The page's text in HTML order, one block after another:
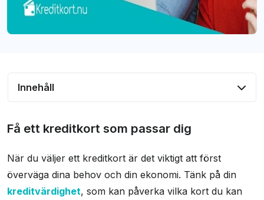
Innehåll
Vanliga villkor och krav
Vanliga frågor och svar
Få ett kreditkort som passar dig
När du väljer ett kreditkort är det viktigt att först
överväga dina behov och din ekonomi. Tänk på din
kreditvärdighet, som kan påverka vilka kort du kan